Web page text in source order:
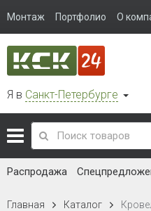
Монтаж Портфолио О
Я в Санкт-Петербурге
Распродажа
Главная Каталог